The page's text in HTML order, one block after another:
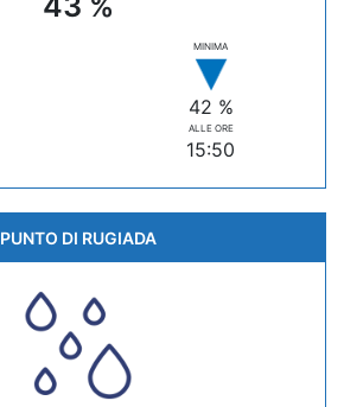
MINIMA
42 %
ALLE ORE
15:50
PUNTO DI RUGIADA